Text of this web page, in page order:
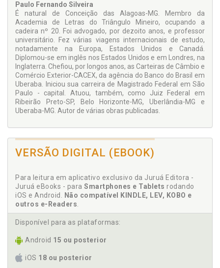
Paulo Fernando Silveira
É natural de Conceição das Alagoas-MG. Membro da
Academia de Letras do Triângulo Mineiro, ocupando a
cadeira nº 20. Foi advogado, por dezoito anos, e professor
universitário. Fez várias viagens internacionais de estudo,
notadamente na Europa, Estados Unidos e Canadá.
Diplomou-se em inglês nos Estados Unidos e em Londres, na
Inglaterra. Chefiou, por longos anos, as Carteiras de Câmbio e
Comércio Exterior-CACEX, da agência do Banco do Brasil em
Uberaba. Iniciou sua carreira de Magistrado Federal em São
Paulo - capital. Atuou, também, como Juiz Federal em
Ribeirão Preto-SP, Belo Horizonte-MG, Uberlândia-MG e
Uberaba-MG. Autor de várias obras publicadas.
VERSÃO DIGITAL (EBOOK)
Para leitura em aplicativo exclusivo da Juruá Editora -
Juruá eBooks - para Smartphones e Tablets rodando
iOS e Android. Não compatível KINDLE, LEV, KOBO e
outros e-Readers.
Disponível para as plataformas:
Android 15 ou posterior
iOS 18 ou posterior